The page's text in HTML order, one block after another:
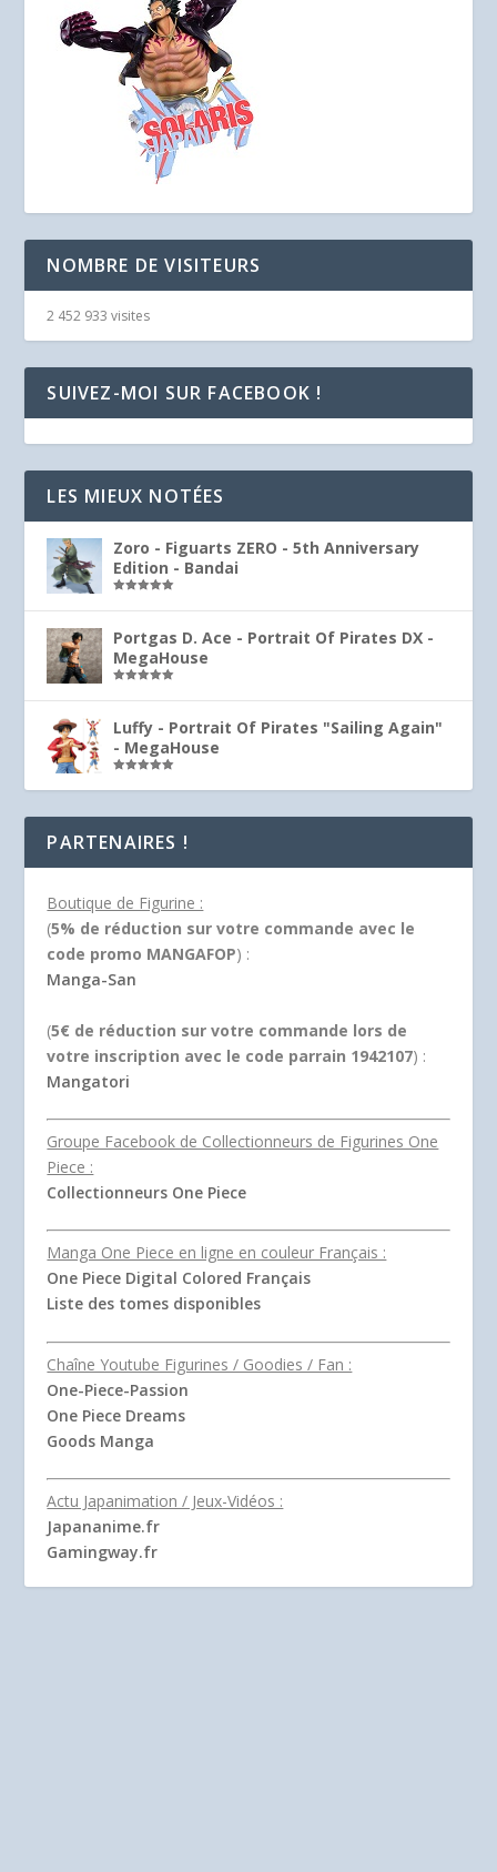
NOMBRE DE VISITEURS
2 452 933 visites
SUIVEZ-MOI SUR FACEBOOK !
LES MIEUX NOTÉES
Zoro - Figuarts ZERO - 5th Anniversary
Edition - Bandai
Portgas D. Ace - Portrait Of Pirates DX -
MegaHouse
Luffy - Portrait Of Pirates "Sailing Again"
- MegaHouse
PARTENAIRES !
Boutique de Figurine :
(5% de réduction sur votre commande avec le
code promo MANGAFOP) :
Manga-San
(5€ de réduction sur votre commande lors de
votre inscription avec le code parrain 1942107) :
Mangatori
Groupe Facebook de Collectionneurs de Figurines One
Piece :
Collectionneurs One Piece
Manga One Piece en ligne en couleur Français :
One Piece Digital Colored Français
Liste des tomes disponibles
Chaîne Youtube Figurines / Goodies / Fan :
One-Piece-Passion
One Piece Dreams
Goods Manga
Actu Japanimation / Jeux-Vidéos :
Japananime.fr
Gamingway.fr